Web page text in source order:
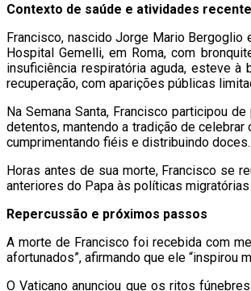
Contexto de saúde e atividades
Francisco, nascido Jorge Mario
Hospital Gemelli, em Roma, com
insuficiência respiratória aguda, esteve
recuperação, com aparições públicas
Na Semana Santa, Francisco participou
detentos, mantendo a tradição de
cumprimentando fiéis e distribuindo
Horas antes de sua morte, Francisco se
anteriores do Papa às políticas
Repercussão e próximos passos
A morte de Francisco foi recebida com
afortunados”, afirmando que ele “inspirou
O Vaticano anunciou que os ritos